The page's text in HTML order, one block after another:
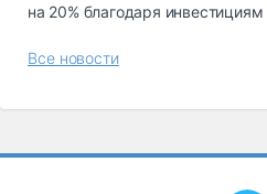
на 20% благодаря
Все новости